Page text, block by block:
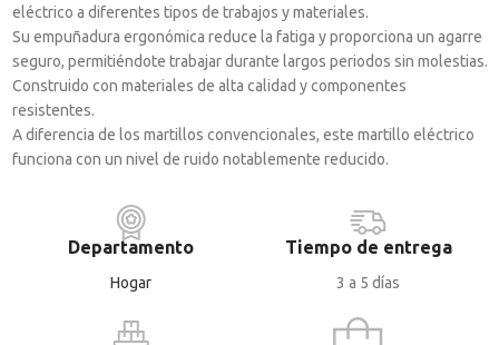
eléctrico a diferentes tipos de trabajos y materiales.
Su empuñadura ergonómica reduce la fatiga y proporciona un agarre
seguro, permitiéndote trabajar durante largos periodos sin molestias.
Construido con materiales de alta calidad y componentes
resistentes.
A diferencia de los martillos convencionales, este martillo eléctrico
funciona con un nivel de ruido notablemente reducido.
Departamento
Hogar
Tiempo de entrega
3 a 5 días